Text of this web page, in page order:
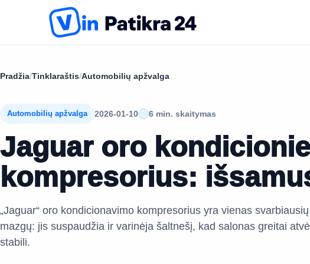
Pradžia/Tinklaraštis/Automobilių apžvalga
Automobilių apžvalga 2026-01-10 6 min. skaitymas
Jaguar oro
kompresorius:
„Jaguar“ oro kondicionavimo kompresorius yra vienas
mazgų: jis suspaudžia ir varinėja šaltnešį, kad salonas greitai
stabili.